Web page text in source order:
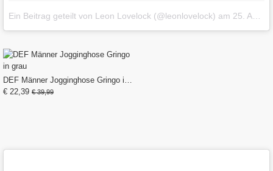
Ein Beitrag geteilt von Leon Lovelock (@leonlovelock) am 25. Aug 2017 um 4:04 Uhr
DEF Männer Jogginghose Gringo in grau
€ 22,39 € 39,99